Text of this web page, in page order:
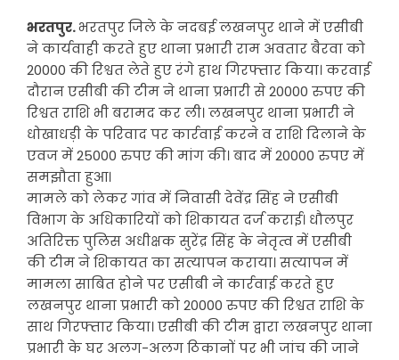
भरतपुर.भरतपुर जिले के नदबई लखनपुर थाने में एसीबी
ने कार्यवाही करते हुए थाना प्रभारी राम अवतार बैरवा को
20000 की रिश्वत लेते हुए रंगे हाथ गिरफ्तार किया। करवाई
दौरान एसीबी की टीम ने थाना प्रभारी से 20000 रुपए की
रिश्वत राशि भी बरामद कर ली। लखनपुर थाना प्रभारी ने
धोखाधड़ी के परिवाद पर कार्रवाई करने व राशि दिलाने के
एवज में 25000 रुपए की मांग की। बाद में 20000 रुपए में
समझौता हुआ।
मामले को लेकर गांव में निवासी देवेंद्र सिंह ने एसीबी
विभाग के अधिकारियों को शिकायत दर्ज कराई। धौलपुर
अतिरिक्त पुलिस अधीक्षक सुरेंद्र सिंह के नेतृत्व में एसीबी
की टीम ने शिकायत का सत्यापन कराया। सत्यापन में
मामला साबित होने पर एसीबी ने कार्रवाई करते हुए
लखनपुर थाना प्रभारी को 20000 रुपए की रिश्वत राशि के
साथ गिरफ्तार किया। एसीबी की टीम द्वारा लखनपुर थाना
प्रभारी के घर अलग-अलग ठिकानों पर भी जांच की जाने